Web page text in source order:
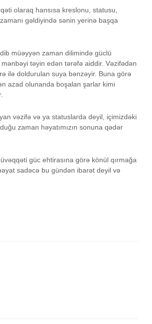
olaraq hansısa kreslonu, statusu,
gəldiyində sənin yerinə başqa
müəyyən zaman dilimində güclü
təyin edən tərəfə aiddir. Vəzifədən
ilə doldurulan suya bənzəyir. Buna görə
azad olunanda boşalan şarlar kimi
vəzifə və ya statuslarda deyil, içimizdəki
zaman həyatımızın sonuna qədər
güc ehtirasına görə könül qırmağa
sadəcə bu gündən ibarət deyil və